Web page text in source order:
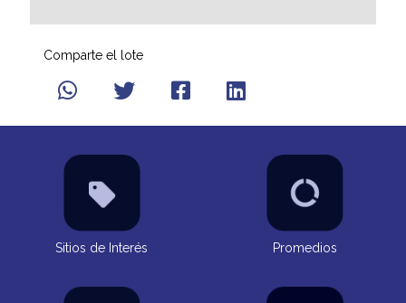
Comparte el lote
Sitios de Interés Promedios